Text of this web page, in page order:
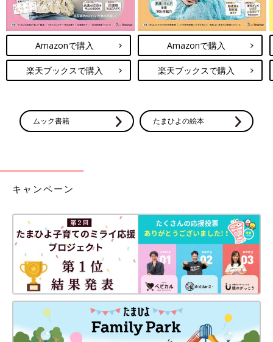
Amazonで購入
楽天ブックスで購入
Amazonで購入
楽天ブックスで購入
ムック書籍 たまひよの絵本
キャンペーン